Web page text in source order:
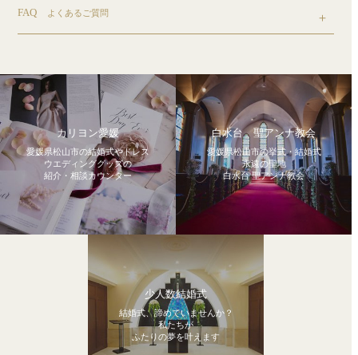
FAQ よくあるご質問
カリヨン愛媛
愛媛県松山市の結婚式やドレス
ウエディンググッズの
紹介・相談カウンター
白水台 聖アンナ教会
愛媛県松山市の挙式・結婚式
永遠の聖地
白水台 聖アンナ教会
少人数結婚式
結婚式、諦めていませんか？
私たちが
ふたりの夢を叶えます